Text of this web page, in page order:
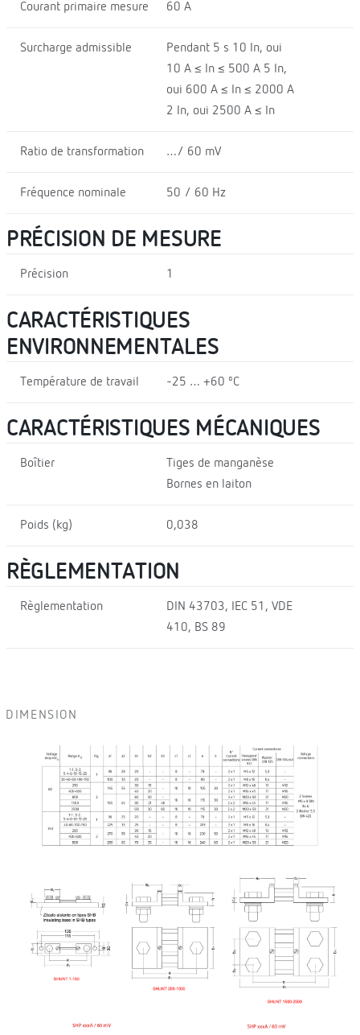
Courant primaire mesure 60 A
Surcharge admissible
Pendant 5 s 10 In, oui
10 A ≤ In ≤ 500 A 5 In,
oui 600 A ≤ In ≤ 2000 A
2 In, oui 2500 A ≤ In
Ratio de transformation …/ 60 mV
Fréquence nominale 50 / 60 Hz
PRÉCISION DE MESURE
Précision 1
CARACTÉRISTIQUES
ENVIRONNEMENTALES
Température de travail -25 … +60 ºC
CARACTÉRISTIQUES MÉCANIQUES
Boîtier
Tiges de manganèse
Bornes en laiton
Poids (kg) 0,038
RÈGLEMENTATION
Règlementation
DIN 43703, IEC 51, VDE
410, BS 89
DIMENSION